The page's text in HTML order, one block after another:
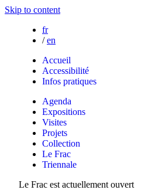
Skip to content
fr
/ en
Accueil
Accessibilité
Infos pratiques
Agenda
Expositions
Visites
Projets
Collection
Le Frac
Triennale
Le Frac est actuellement ouvert